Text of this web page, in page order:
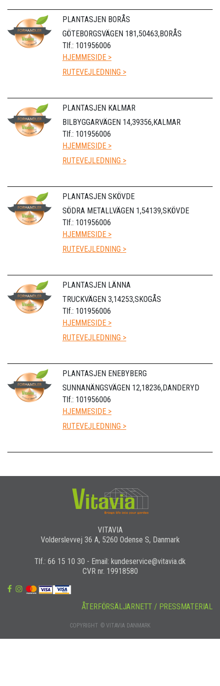
PLANTASJEN BORÅS
GÖTEBORGSVÄGEN 181,50463,BORÅS
Tlf.: 101956006
HJEMMESIDE >
RUTEVEJLEDNING >
PLANTASJEN KALMAR
BILBYGGARVÄGEN 14,39356,KALMAR
Tlf.: 101956006
HJEMMESIDE >
RUTEVEJLEDNING >
PLANTASJEN SKÖVDE
SÖDRA METALLVÄGEN 1,54139,SKÖVDE
Tlf.: 101956006
HJEMMESIDE >
RUTEVEJLEDNING >
PLANTASJEN LÄNNA
TRUCKVÄGEN 3,14253,SKOGÅS
Tlf.: 101956006
HJEMMESIDE >
RUTEVEJLEDNING >
PLANTASJEN ENEBYBERG
SUNNANÄNGSVÄGEN 12,18236,DANDERYD
Tlf.: 101956006
HJEMMESIDE >
RUTEVEJLEDNING >
VITAVIA
Volderslevvej 36 A, 5260 Odense S, Danmark
Tlf.: 66 15 10 30 - Email: kundeservice@vitavia.dk
CVR nr. 19918580
COPYRIGHT © VITAVIA DANMARK
ÅTERFÖRSÄLJARNETT / PRESSMATERIAL